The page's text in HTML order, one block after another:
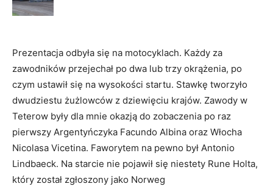
Prezentacja odbyła się na motocyklach. Każdy za
zawodników przejechał po dwa lub trzy okrążenia, po
czym ustawił się na wysokości startu. Stawkę tworzyło
dwudziestu żużlowców z dziewięciu krajów. Zawody w
Teterow były dla mnie okazją do zobaczenia po raz
pierwszy Argentyńczyka Facundo Albina oraz Włocha
Nicolasa Vicetina. Faworytem na pewno był Antonio
Lindbaeck. Na starcie nie pojawił się niestety Rune Holta,
który został zgłoszony jako Norweg